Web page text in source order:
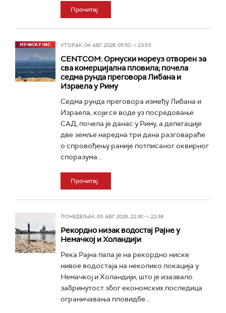
Прочитај
УТОРАК, 04. АВГ 2026, 05:50 -> 23:53
CENTCOM: Ормуски мореуз отворен за
сва комерцијална пловила; почела
седма рунда преговора Либана и
Израела у Риму
Седма рунда преговора између Либана и
Израела, који се воде уз посредовање
САД, почела је данас у Риму, а делегације
две земље наредна три дана разговараће
о спровођењу раније потписаног оквирног
споразума...
Прочитај
ПОНЕДЕЉАК, 03. АВГ 2026, 22:30 -> 22:38
Рекордно низак водостај Рајне у
Немачкој и Холандији
Река Рајна пала је на рекордно ниске
нивое водостаја на неколико локација у
Немачкој и Холандији, што је изазвало
забринутост због економских последица
ограничавања пловидбе...